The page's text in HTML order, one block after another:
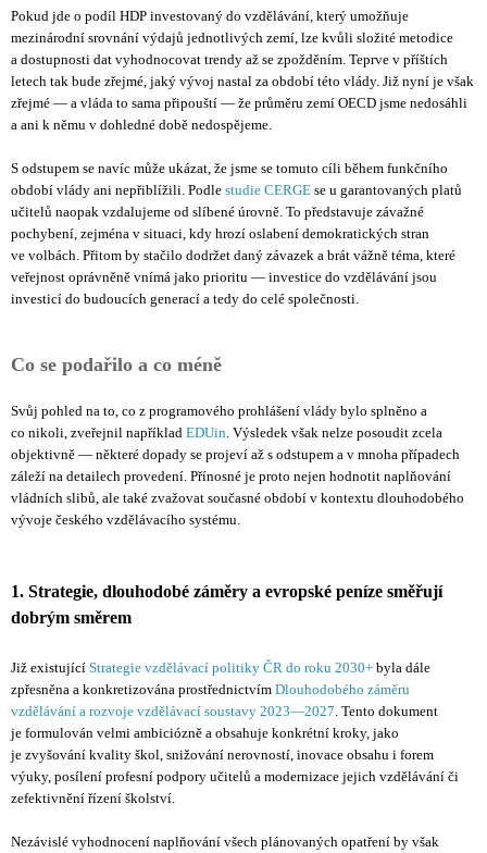
Pokud jde o podíl HDP investovaný do vzdělávání, který umožňuje
mezinárodní srovnání výdajů jednotlivých zemí, lze kvůli složité metodice
a dostupnosti dat vyhodnocovat trendy až se zpožděním. Teprve v příštích
letech tak bude zřejmé, jaký vývoj nastal za období této vlády. Již nyní je však
zřejmé — a vláda to sama připouští — že průměru zemí OECD jsme nedosáhli
a ani k němu v dohledné době nedospějeme.
S odstupem se navíc může ukázat, že jsme se tomuto cíli během funkčního
období vlády ani nepřiblížili. Podle studie CERGE se u garantovaných platů
učitelů naopak vzdalujeme od slíbené úrovně. To představuje závažné
pochybení, zejména v situaci, kdy hrozí oslabení demokratických stran
ve volbách. Přitom by stačilo dodržet daný závazek a brát vážně téma, které
veřejnost oprávněně vnímá jako prioritu — investice do vzdělávání jsou
investicí do budoucích generací a tedy do celé společnosti.
Co se podařilo a co méně
Svůj pohled na to, co z programového prohlášení vlády bylo splněno a
co nikoli, zveřejnil například EDUin . Výsledek však nelze posoudit zcela
objektivně — některé dopady se projeví až s odstupem a v mnoha případech
záleží na detailech provedení. Přínosné je proto nejen hodnotit naplňování
vládních slibů, ale také zvažovat současné období v kontextu dlouhodobého
vývoje českého vzdělávacího systému.
1. Strategie, dlouhodobé záměry a evropské peníze směřují
dobrým směrem
Již existující Strategie vzdělávací politiky ČR do roku 2030+ byla dále
zpřesněna a konkretizována prostřednictvím Dlouhodobého záměru
vzdělávání a rozvoje vzdělávací soustavy 2023—2027 . Tento dokument
je formulován velmi ambiciózně a obsahuje konkrétní kroky, jako
je zvyšování kvality škol, snižování nerovností, inovace obsahu i forem
výuky, posílení profesní podpory učitelů a modernizace jejich vzdělávání či
zefektivnění řízení školství.
Nezávislé vyhodnocení naplňování všech plánovaných opatření by však